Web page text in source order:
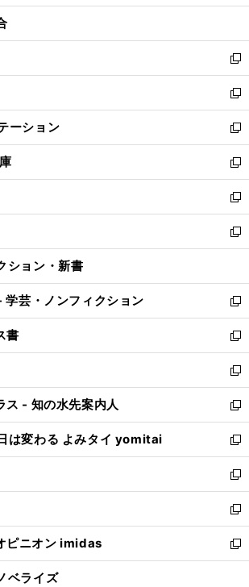
開
ウ
開
く
ン
ウ
で
開
く
ウ
ン
ド
ウ
で
開
く
新
し
い
ウ
ィ
ン
ド
ウ
で
開
く
新
し
い
ウ
ィ
ン
ド
ウ
で
開
ーション
新
し
い
ウ
ィ
ン
ド
ウ
開
く
新
し
い
ウ
ィ
ン
ウ
で
開
く
新
し
い
ウ
ン
ド
ウ
で
開
く
新
し
ウ
ィ
ン
ド
ウ
で
開
く
ション・新書
学芸・ノンフィクション
新
し
い
ウ
ィ
ン
ド
ウ
で
開
く
書
新
し
い
ウ
ィ
ン
ド
ウ
で
開
く
新
し
い
ウ
ィ
ン
ド
ウ
で
開
く
ス - 知の水先案内人
新
し
い
ウ
ィ
ン
ド
ウ
で
開
は変わる よみタイ yomitai
新
し
い
ウ
ィ
ン
ド
ウ
新
し
い
ウ
ィ
ン
新
し
い
ウ
ピニオン imidas
新
し
ベライズ